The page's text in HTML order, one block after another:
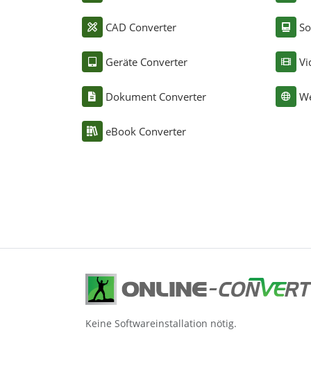
CAD Converter
Geräte Converter
Dokument Converter
eBook Converter
Keine Softwareinstallation nötig.